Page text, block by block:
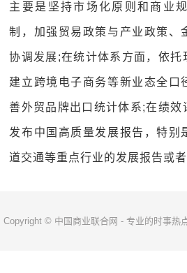
主要是坚持市场化原则和商业
制，加强贸易政策与产业政策、
协调发展;在统计体系方面，依托
建立跨境电子商务等新业态全口
善外贸品牌出口统计体系;在绩效
发布中国高质量发展报告，特别
道交通等重点行业的发展报告或
Copyright © 中国商业联合网 - 专业的时事热